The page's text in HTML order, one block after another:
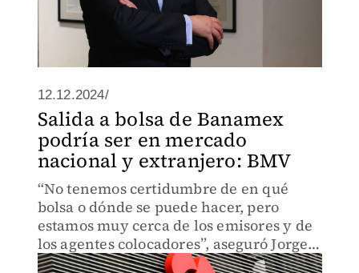
12.12.2024/
Salida a bolsa de Banamex
podría ser en mercado
nacional y extranjero: BMV
“No tenemos certidumbre de en qué
bolsa o dónde se puede hacer, pero
estamos muy cerca de los emisores y de
los agentes colocadores”, aseguró Jorge
Alegría, director de la bolsa bursátil.